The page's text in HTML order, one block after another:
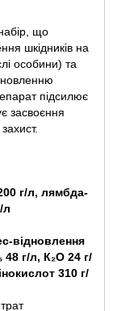
що
шкідників на
особини) та
підсилює
засвоєння
г/л, лямбда-
л
відновлення
48 г/л, К₂О 24 г/
310 г/